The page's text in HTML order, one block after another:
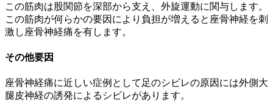
この筋肉は股関節を深部から支え、外旋運動に関与します。
この筋肉が何らかの要因により負担が増えると座骨神経を刺
激し座骨神経痛を有します。
その他要因
座骨神経痛に近しい症例として足のシビレの原因には外側大
腿皮神経の誘発によるシビレがあります。